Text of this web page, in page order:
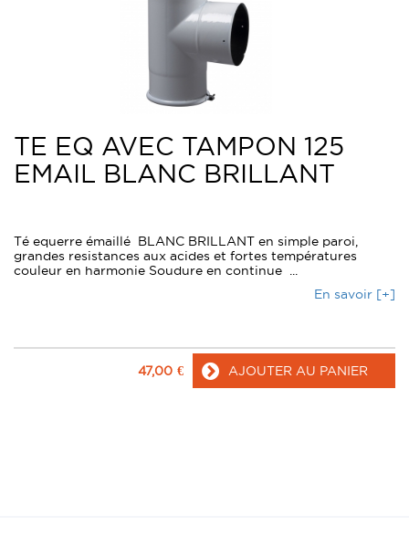
TE EQ AVEC TAMPON 125
EMAIL BLANC BRILLANT
Té equerre émaillé BLANC BRILLANT en simple paroi,
grandes resistances aux acides et fortes températures
couleur en harmonie Soudure en continue ...
En savoir [+]
47,00 € AJOUTER AU PANIER